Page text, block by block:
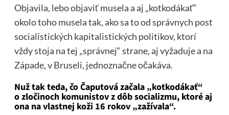
Objavila, lebo objaviť musela a aj „kotkodákať“
okolo toho musela tak, ako sa to od správnych post
socialistických kapitalistických politikov, ktorí
vždy stoja na tej „správnej“ strane, aj vyžaduje a na
Západe, v Bruseli, jednoznačne očakáva.
Nuž tak teda, čo Čaputová začala „kotkodákať“
o zločinoch komunistov z dôb socializmu, ktoré aj
ona na vlastnej koži 16 rokov „zažívala“.